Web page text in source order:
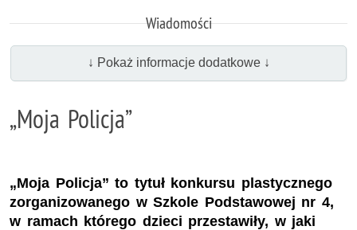
Wiadomości
↓ Pokaż informacje dodatkowe ↓
„Moja Policja”
„Moja Policja” to tytuł konkursu plastycznego
zorganizowanego w Szkole Podstawowej nr 4,
w ramach którego dzieci przestawiły, w jaki